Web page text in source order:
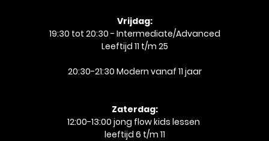
Vrijdag:
19:30 tot 20:30 - Intermediate/Advanced
Leeftijd 11 t/m 25
20:30-21:30 Modern vanaf 11 jaar
Zaterdag:
12:00-13:00 jong flow kids lessen
leeftijd 6 t/m 11